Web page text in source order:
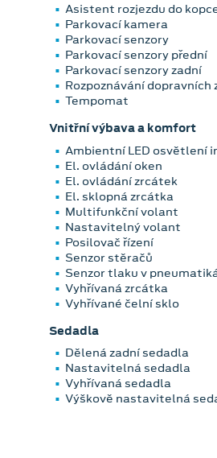
Asistent rozjezdu do
Parkovací kamera
Parkovací senzory
Parkovací senzory přední
Parkovací senzory zadní
Rozpoznávání dopravních
Tempomat
Vnitřní výbava a komfort
Ambientní LED osvětlení
El. ovládání oken
El. ovládání zrcátek
El. sklopná zrcátka
Multifunkční volant
Nastavitelný volant
Posilovač řízení
Senzor stěračů
Senzor tlaku v
Vyhřívaná zrcátka
Vyhřívané čelní sklo
Sedadla
Dělená zadní sedadla
Nastavitelná sedadla
Vyhřívaná sedadla
Výškově nastavitelná